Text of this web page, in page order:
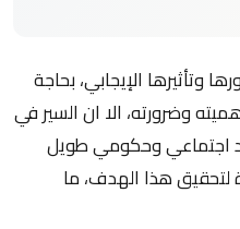
وتأثيرها الإيجابي، بحاجة
وضرورته، الا ان السير في
اجتماعي وحكومي طويل
لتحقيق هذا الهدف، ما